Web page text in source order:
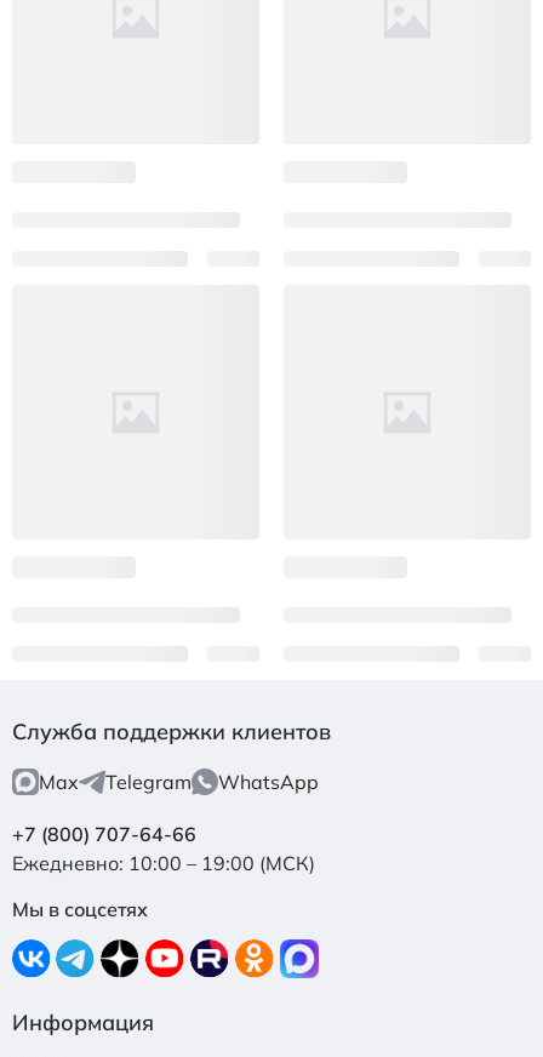
Служба поддержки клиентов
Max Telegram WhatsApp
+7 (800) 707-64-66
Ежедневно: 10:00 – 19:00 (МСК)
Мы в соцсетях
Информация